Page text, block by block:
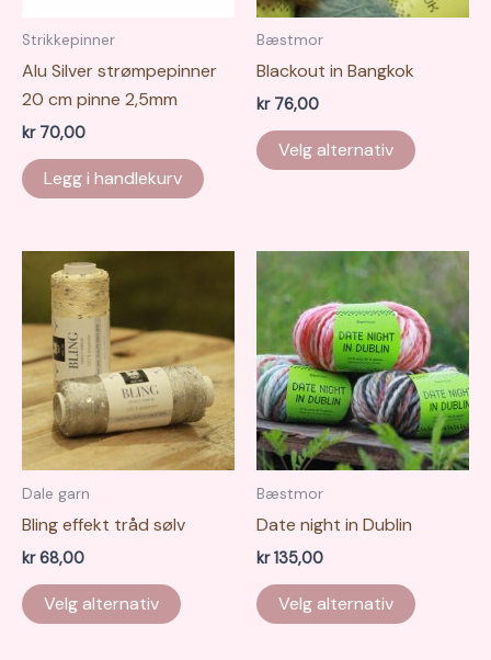
Strikkepinner
Alu Silver strømpepinner
20 cm pinne 2,5mm
kr70,00
Legg i handlekurv
Bæstmor
Blackout in Bangkok
kr76,00
Velg alternativ
varianter.
kan
velges
på
Dale garn
Bling effekt tråd sølv
kr68,00
Velg alternativ
Bæstmor
Date night in Dublin
kr135,00
Velg alternativ